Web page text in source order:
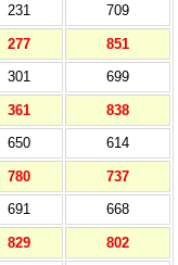
231 709
277
851
301 699
361
838
650 614
780
737
691 668
829
802